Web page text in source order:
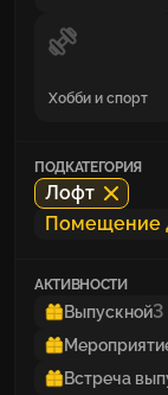
Хобби и спорт
ПОДКАТЕГОРИЯ
Лофт
Помещение
АКТИВНОСТИ
Выпускной3
Встреча